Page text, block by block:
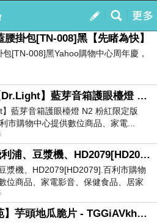
我的
訂閱
掛包[TN-008]黑【先睹為快】
[TN-008]黑Yahoo購物中心周年慶，
[情報]【Dr.Light】藍芽音箱護眼檯燈 N2 粉紅限定版[N2-P].【現買現省】
】藍芽音箱護眼檯燈 N2 粉紅限定版
市購物中心提供數位商品、家電...
[情報]飛利浦、豆漿機、HD2079[HD2079].【獨家優惠】
漿機、HD2079[HD2079].百利市購物
位商品、家電影音、保健食品、居家
【悅察苑】芋頭地瓜脆片 - TGGiAVkhWuTeHTSLvpHc6CyYU【好划算】